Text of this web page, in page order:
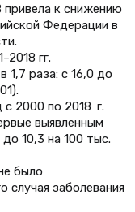
привела к снижению
Федерации в
гг.
1,7 раза: с 16,0 до
2000 по 2018 г.
выявленным
10,3 на 100 тыс.
было
случая заболевания